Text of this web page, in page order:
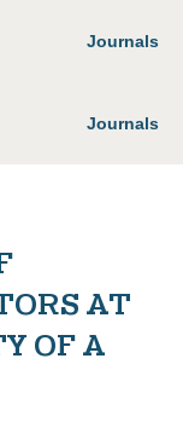
Journals
Journals
AT
OF A